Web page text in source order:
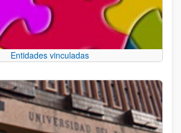
Entidades vinculadas